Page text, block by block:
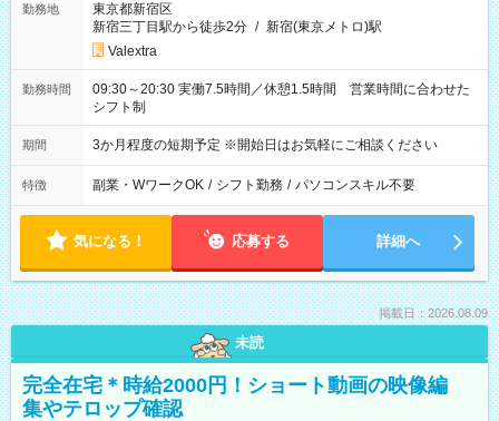
勤務地
東京都新宿区
新宿三丁目駅から徒歩2分 / 新宿(東京メトロ)駅
Valextra
勤務時間
09:30～20:30 実働7.5時間／休憩1.5時間 営業時間に合わせた
シフト制
期間 3か月程度の短期予定 ※開始日はお気軽にご相談ください
特徴 副業・WワークOK / シフト勤務 / パソコンスキル不要
気になる！ 応募する 詳細へ
掲載日：2026.08.09
未読
完全在宅＊時給2000円！ショート動画の映像編
集やテロップ確認